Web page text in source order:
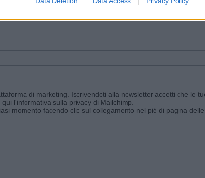
e ricevi le nostre email periodiche contenenti le ultime notizie
di marketing. Iscrivendoti alla newsletter accetti che le
qui l'informativa sulla privacy di Mailchimp
momento facendo clic sul collegamento nel piè di pagina delle